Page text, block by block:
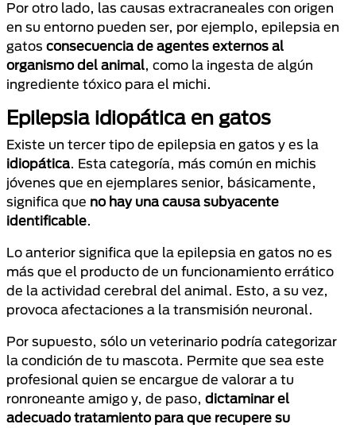
Por otro lado, las causas extracraneales con origen
en su entorno pueden ser, por ejemplo, epilepsia en
gatos consecuencia de agentes externos al
organismo del animal, como la ingesta de algún
ingrediente tóxico para el michi.
Epilepsia idiopática en gatos
Existe un tercer tipo de epilepsia en gatos y es la
idiopática. Esta categoría, más común en michis
jóvenes que en ejemplares senior, básicamente,
significa que no hay una causa subyacente
identificable.
Lo anterior significa que la epilepsia en gatos no es
más que el producto de un funcionamiento errático
de la actividad cerebral del animal. Esto, a su vez,
provoca afectaciones a la transmisión neuronal.
Por supuesto, sólo un veterinario podría categorizar
la condición de tu mascota. Permite que sea este
profesional quien se encargue de valorar a tu
ronroneante amigo y, de paso, dictaminar el
adecuado tratamiento para que recupere su